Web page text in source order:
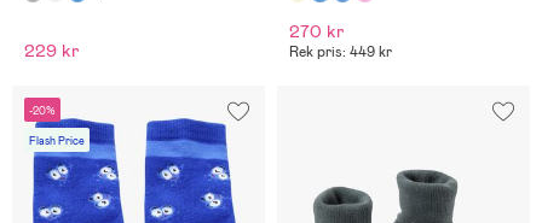
229 kr
270 kr
Rek pris: 449 kr
-20%
Flash Price